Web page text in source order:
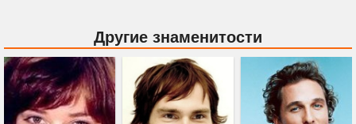
Другие знаменитости